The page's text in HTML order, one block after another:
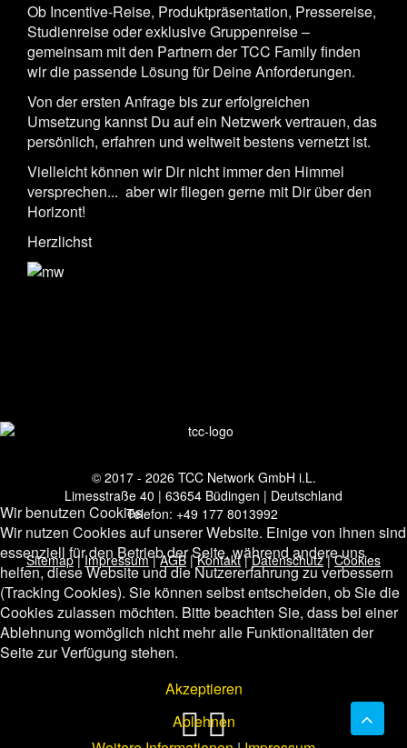
Ob Incentive-Reise, Produktpräsentation, Pressereise,
Studienreise oder exklusive Gruppenreise –
gemeinsam mit den Partnern der TCC Family finden
wir die passende Lösung für Deine Anforderungen.
Von der ersten Anfrage bis zur erfolgreichen
Umsetzung kannst Du auf ein Netzwerk vertrauen, das
persönlich, erfahren und weltweit bestens vernetzt ist.
Vielleicht können wir Dir nicht immer den Himmel
versprechen... aber wir fliegen gerne mit Dir über den
Horizont!
Herzlichst
© 2017 - 2026 TCC Network GmbH i.L.
Limesstraße 40 | 63654 Büdingen | Deutschland
Telefon: +49 177 8013992
Sitemap|Impressum|AGB |Kontakt|Datenschutz|Cookies
Wir benutzen Cookies
Wir nutzen Cookies auf unserer Website. Einige von ihnen sind
essenziell für den Betrieb der Seite, während andere uns
helfen, diese Website und die Nutzererfahrung zu verbessern
(Tracking Cookies). Sie können selbst entscheiden, ob Sie die
Cookies zulassen möchten. Bitte beachten Sie, dass bei einer
Ablehnung womöglich nicht mehr alle Funktionalitäten der
Seite zur Verfügung stehen.
Akzeptieren
Ablehnen